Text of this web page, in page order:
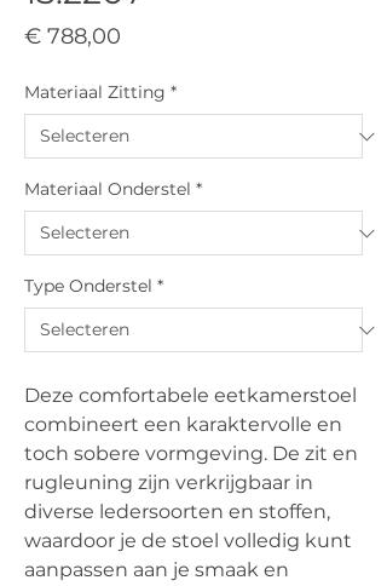
€ 788,00
Materiaal Zitting *
Materiaal Onderstel *
Type Onderstel *
Deze comfortabele eetkamerstoel
combineert een karaktervolle en
toch sobere vormgeving. De zit en
rugleuning zijn verkrijgbaar in
diverse ledersoorten en stoffen,
waardoor je de stoel volledig kunt
aanpassen aan je smaak en